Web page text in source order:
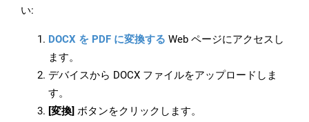
い:
DOCX を PDF に変換する Web ページにアクセスし
ます。
デバイスから DOCX ファイルをアップロードしま
す。
[変換] ボタンをクリックします。